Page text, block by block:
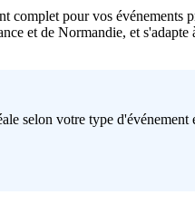
pour vos
et de Normandie, et
selon votre type d'événement